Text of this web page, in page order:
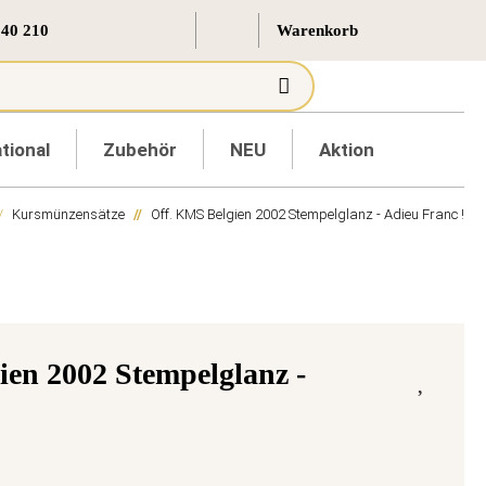
210
Zubehör NEU Aktion
Kursmünzensätze Off. KMS Belgien 2002 Stempelglanz - Adieu Franc !
2002 Stempelglanz -